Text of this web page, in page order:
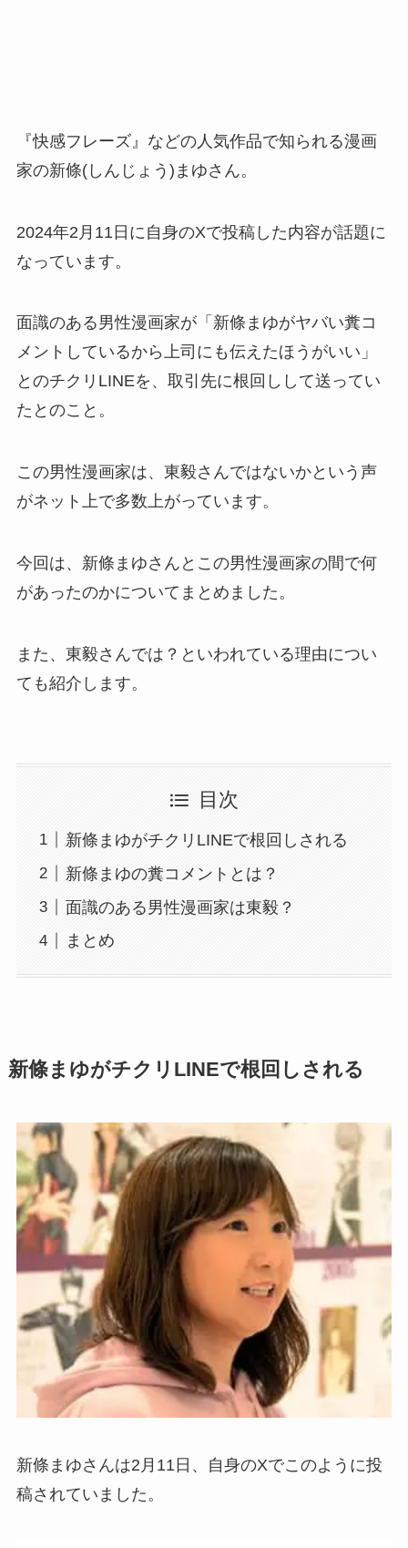
『快感フレーズ』などの人気作品で知られる漫画
家の新條(しんじょう)まゆさん。
2024年2月11日に自身のXで投稿した内容が話題に
なっています。
面識のある男性漫画家が「新條まゆがヤバい糞コ
メントしているから上司にも伝えたほうがいい」
とのチクリLINEを、取引先に根回しして送ってい
たとのこと。
この男性漫画家は、東毅さんではないかという声
がネット上で多数上がっています。
今回は、新條まゆさんとこの男性漫画家の間で何
があったのかについてまとめました。
また、東毅さんでは？といわれている理由につい
ても紹介します。
目次
新條まゆがチクリLINEで根回しされる
新條まゆの糞コメントとは？
面識のある男性漫画家は東毅？
まとめ
新條まゆがチクリLINEで根回しされる
新條まゆさんは2月11日、自身のXでこのように投
稿されていました。